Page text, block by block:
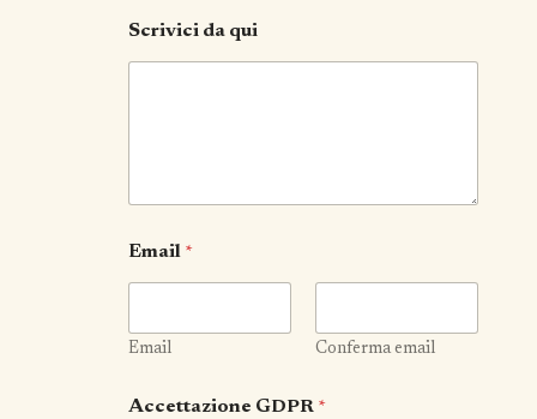
Scrivici da qui
Email *
Email Conferma email
Accettazione GDPR *